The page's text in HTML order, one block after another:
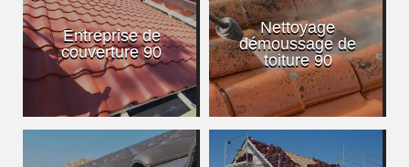
Entreprise de
couverture 90
Nettoyage
démoussage de
toiture 90